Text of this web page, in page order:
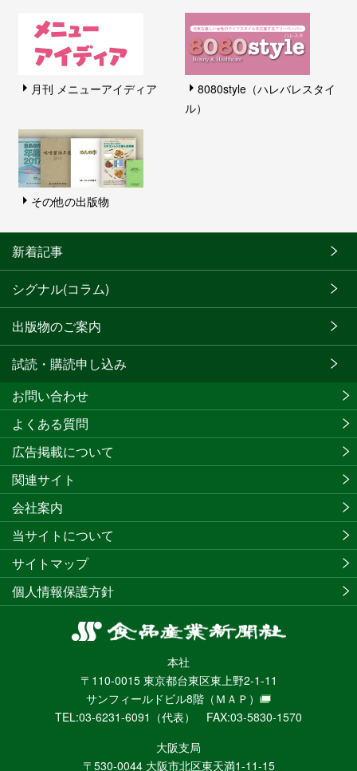
月刊 メニューアイディア
8080style（ハレバレスタイ
ル）
その他の出版物
新着記事
シグナル(コラム)
出版物のご案内
試読・購読申し込み
食
産
業
新
聞
社
ニ
本社
〒110-0015 東京都台東区東上野2-1-11
サンフィールドビル8階 （ＭＡＰ）
TEL:03-6231-6091（代表） FAX:03-5830-1570
大阪支局
〒530-0044 大阪市北区東天満1-11-15
お問い合わせ
よくある質問
広告掲載について
関連サイト
会社案内
当サイトについて
サイトマップ
個人情報保護方針